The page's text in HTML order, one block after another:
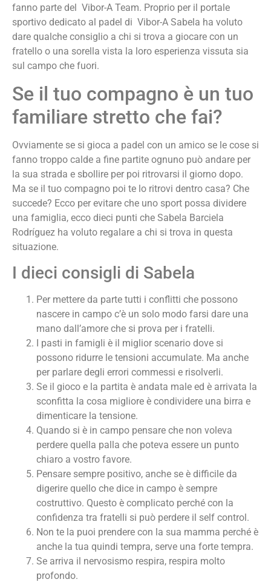
fanno parte del Vibor-A Team. Proprio per il portale
sportivo dedicato al padel di Vibor-A Sabela ha voluto
dare qualche consiglio a chi si trova a giocare con un
fratello o una sorella vista la loro esperienza vissuta sia
sul campo che fuori.
Se il tuo compagno è un tuo
familiare stretto che fai?
Ovviamente se si gioca a padel con un amico se le cose si
fanno troppo calde a fine partite ognuno può andare per
la sua strada e sbollire per poi ritrovarsi il giorno dopo.
Ma se il tuo compagno poi te lo ritrovi dentro casa? Che
succede? Ecco per evitare che uno sport possa dividere
una famiglia, ecco dieci punti che Sabela Barciela
Rodríguez ha voluto regalare a chi si trova in questa
situazione.
I dieci consigli di Sabela
Per mettere da parte tutti i conflitti che possono
nascere in campo c’è un solo modo farsi dare una
mano dall’amore che si prova per i fratelli.
I pasti in famigli è il miglior scenario dove si
possono ridurre le tensioni accumulate. Ma anche
per parlare degli errori commessi e risolverli.
Se il gioco e la partita è andata male ed è arrivata la
sconfitta la cosa migliore è condividere una birra e
dimenticare la tensione.
Quando si è in campo pensare che non voleva
perdere quella palla che poteva essere un punto
chiaro a vostro favore.
Pensare sempre positivo, anche se è difficile da
digerire quello che dice in campo è sempre
costruttivo. Questo è complicato perché con la
confidenza tra fratelli si può perdere il self control.
Non te la puoi prendere con la sua mamma perché è
anche la tua quindi tempra, serve una forte tempra.
Se arriva il nervosismo respira, respira molto
profondo.